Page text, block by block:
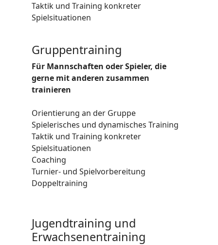
Taktik und Training konkreter
Spielsituationen
Gruppentraining
Für Mannschaften oder Spieler, die
gerne mit anderen zusammen
trainieren
Orientierung an der Gruppe
Spielerisches und dynamisches Training
Taktik und Training konkreter
Spielsituationen
Coaching
Turnier- und Spielvorbereitung
Doppeltraining
Jugendtraining und
Erwachsenentraining